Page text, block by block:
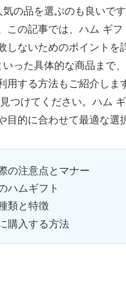
の品を選ぶのも良いで
この記事では、ハム ギ
ないためのポイントを
った具体的な商品まで
用する方法もご紹介し
つけてください。ハム
的に合わせて最適な選
の注意点とマナー
ハムギフト
類と特徴
購入する方法